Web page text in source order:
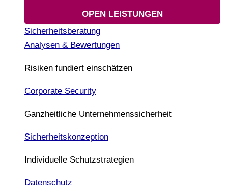
OPEN LEISTUNGEN
Sicherheitsberatung
Analysen & Bewertungen
Risiken fundiert einschätzen
Corporate Security
Ganzheitliche Unternehmenssicherheit
Sicherheitskonzeption
Individuelle Schutzstrategien
Datenschutz